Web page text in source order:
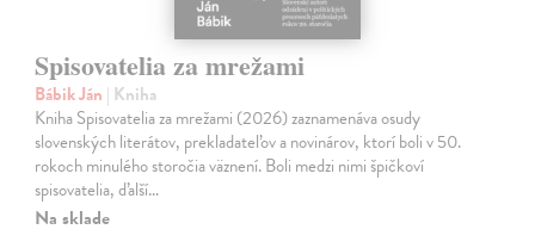
Spisovatelia za mrežami
Bábik Ján | Kniha
Kniha Spisovatelia za mrežami (2026) zaznamenáva osudy
slovenských literátov, prekladateľov a novinárov, ktorí boli v 50.
rokoch minulého storočia väznení. Boli medzi nimi špičkoví
spisovatelia, ďalší…
Na sklade